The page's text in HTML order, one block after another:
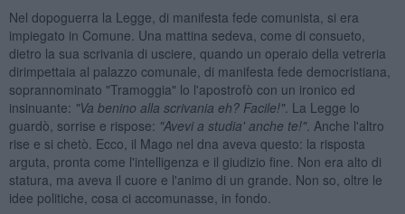
Nel dopoguerra la Legge, di manifesta fede comunista, si era
impiegato in Comune. Una mattina sedeva, come di consueto,
dietro la sua scrivania di usciere, quando un operaio della vetreria
dirimpettaia al palazzo comunale, di manifesta fede democristiana,
soprannominato "Tramoggia" lo l'apostrofò con un ironico ed
insinuante: "Va benino alla scrivania eh? Facile!". La Legge lo
guardò, sorrise e rispose: "Avevi a studia' anche te!". Anche l'altro
rise e si chetò. Ecco, il Mago nel dna aveva questo: la risposta
arguta, pronta come l'intelligenza e il giudizio fine. Non era alto di
statura, ma aveva il cuore e l'animo di un grande. Non so, oltre le
idee politiche, cosa ci accomunasse, in fondo.